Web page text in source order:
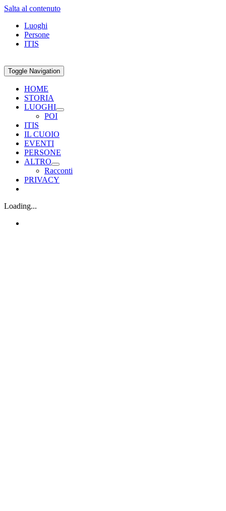
Salta al contenuto
Luoghi
Persone
ITIS
Toggle Navigation
HOME
STORIA
LUOGHI
POI
ITIS
IL CUOIO
EVENTI
PERSONE
ALTRO
Racconti
PRIVACY
Loading...